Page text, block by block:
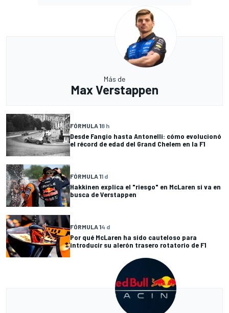
Más de
Max Verstappen
FÓRMULA 18 h
Desde Fangio hasta Antonelli: cómo evolucionó
el récord de edad del Grand Chelem en la F1
FÓRMULA 11 d
Hakkinen explica el "riesgo" en McLaren si va en
busca de Verstappen
FÓRMULA 14 d
Por qué McLaren ha sido cauteloso para
introducir su alerón trasero rotatorio de F1